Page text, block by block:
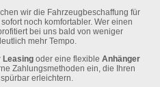
wir die Fahrzeugbeschaffung für
noch komfortabler. Wer einen
bei uns bald von weniger
mehr Tempo.
Leasing oder eine flexible Anhänger
Zahlungsmethoden ein, die Ihren
erleichtern.